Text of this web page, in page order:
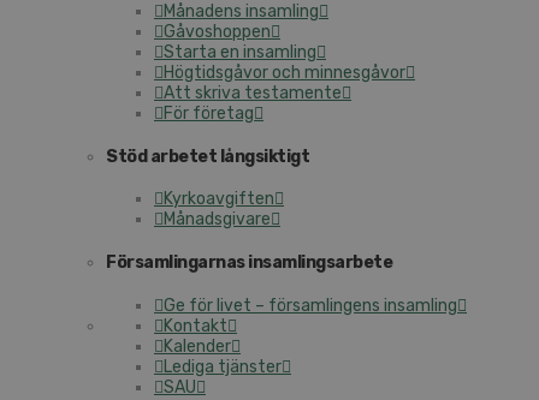
Månadens insamling
Gåvoshoppen
Starta en insamling
Högtidsgåvor och minnesgåvor
Att skriva testamente
För företag
Stöd arbetet långsiktigt
Kyrkoavgiften
Månadsgivare
Församlingarnas insamlingsarbete
Ge för livet – församlingens insamling
Kontakt
Kalender
Lediga tjänster
SAU